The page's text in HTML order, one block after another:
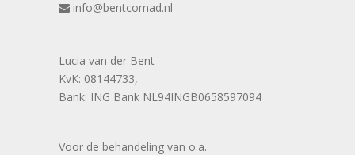
info@bentcomad.nl
Lucia van der Bent
KvK: 08144733,
Bank: ING Bank NL94INGB0658597094
Voor de behandeling van o.a.